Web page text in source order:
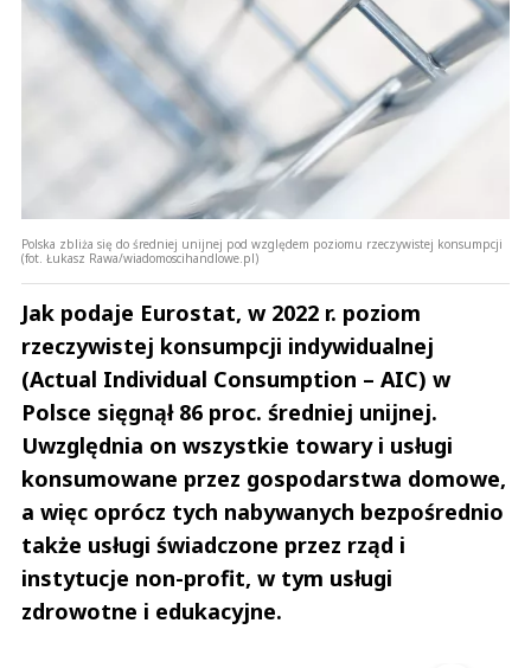
Polska zbliża się do średniej unijnej pod względem poziomu rzeczywistej konsumpcji
(fot. Łukasz Rawa/wiadomoscihandlowe.pl)
Jak podaje Eurostat, w 2022 r. poziom
rzeczywistej konsumpcji indywidualnej
(Actual Individual Consumption – AIC) w
Polsce sięgnął 86 proc. średniej unijnej.
Uwzględnia on wszystkie towary i usługi
konsumowane przez gospodarstwa domowe,
a więc oprócz tych nabywanych bezpośrednio
także usługi świadczone przez rząd i
instytucje non-profit, w tym usługi
zdrowotne i edukacyjne.